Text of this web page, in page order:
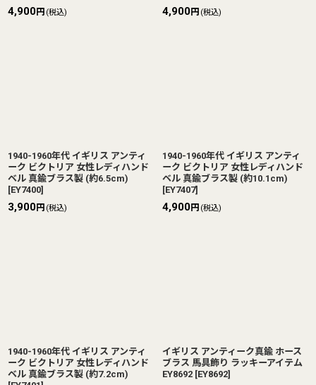
4,900円 (税込) 4,900円 (税込)
1940-1960年代 イギリス アンティ
ーク ビクトリア 女性レディハンド
ベル 真鍮ブラス製 (約6.5cm)
[EY7400]
3,900円 (税込)
1940-1960年代 イギリス アンティ
ーク ビクトリア 女性レディハンド
ベル 真鍮ブラス製 (約10.1cm)
[EY7407]
4,900円 (税込)
1940-1960年代 イギリス アンティ
ーク ビクトリア 女性レディハンド
ベル 真鍮ブラス製 (約7.2cm)
イギリス アンティーク真鍮 ホース
ブラス 馬具飾り ラッキーアイテム
EY8692 [EY8692]